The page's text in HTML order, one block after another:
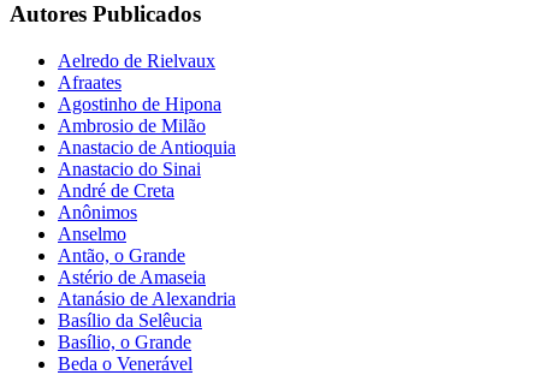
Autores Publicados
Aelredo de Rielvaux
Afraates
Agostinho de Hipona
Ambrosio de Milão
Anastacio de Antioquia
Anastacio do Sinai
André de Creta
Anônimos
Anselmo
Antão, o Grande
Astério de Amaseia
Atanásio de Alexandria
Basílio da Selêucia
Basílio, o Grande
Beda o Venerável